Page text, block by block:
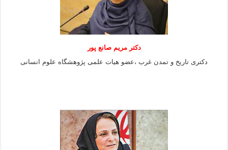
دکتر مریم صانع پور
دکتری تاریخ و تمدن غرب ،عضو هیات علمی پژوهشگاه علوم انسانی